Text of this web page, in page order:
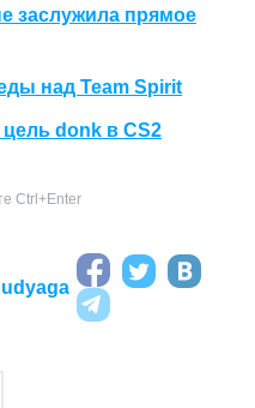
заслужила прямое
над Team Spirit
donk в CS2
Ctrl+Enter